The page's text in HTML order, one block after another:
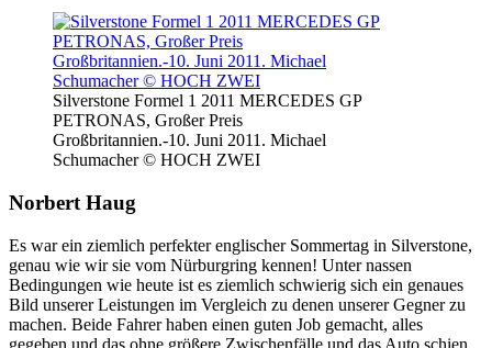
Silverstone Formel 1 2011 MERCEDES GP
PETRONAS, Großer Preis
Großbritannien.-10. Juni 2011. Michael
Schumacher © HOCH ZWEI
Norbert Haug
Es war ein ziemlich perfekter englischer Sommertag in Silverstone,
genau wie wir sie vom Nürburgring kennen! Unter nassen
Bedingungen wie heute ist es ziemlich schwierig sich ein genaues
Bild unserer Leistungen im Vergleich zu denen unserer Gegner zu
machen. Beide Fahrer haben einen guten Job gemacht, alles
gegeben und das ohne größere Zwischenfälle und das Auto schien